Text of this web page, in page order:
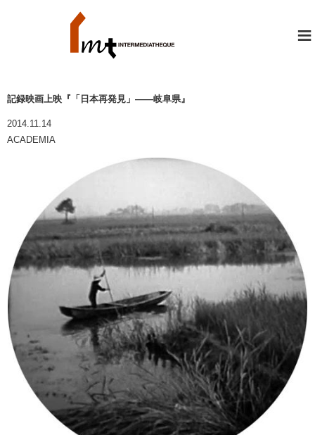
≡
記録映画上映『「日本再発見」――岐阜県』
2014.11.14
ACADEMIA